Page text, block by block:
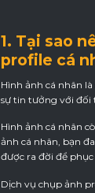
1. Tại sao
profile cá
Hình ảnh cá nhân
sự tin tưởng với đối
Hình ảnh cá nhân
ảnh cá nhân, bạn
được ra đời để
Dịch vụ chụp ảnh